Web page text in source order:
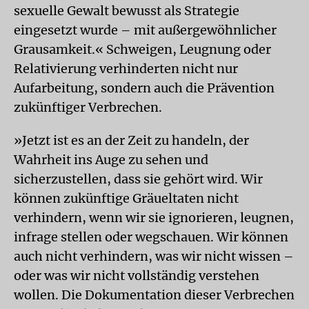
sexuelle Gewalt bewusst als Strategie
eingesetzt wurde – mit außergewöhnlicher
Grausamkeit.« Schweigen, Leugnung oder
Relativierung verhinderten nicht nur
Aufarbeitung, sondern auch die Prävention
zukünftiger Verbrechen.
»Jetzt ist es an der Zeit zu handeln, der
Wahrheit ins Auge zu sehen und
sicherzustellen, dass sie gehört wird. Wir
können zukünftige Gräueltaten nicht
verhindern, wenn wir sie ignorieren, leugnen,
infrage stellen oder wegschauen. Wir können
auch nicht verhindern, was wir nicht wissen –
oder was wir nicht vollständig verstehen
wollen. Die Dokumentation dieser Verbrechen